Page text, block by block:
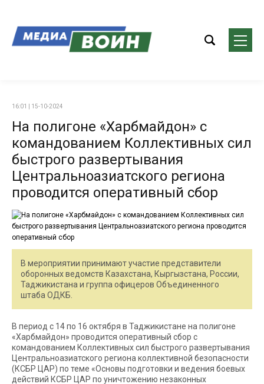
16:01 | 15-10-2024
На полигоне «Харбмайдон» с
командованием Коллективных сил
быстрого развертывания
Центральноазиатского региона
проводится оперативный сбор
В мероприятии принимают участие представители
оборонных ведомств Казахстана, Кыргызстана, России,
Таджикистана и группа офицеров Объединенного
штаба ОДКБ.
В период с 14 по 16 октября в Таджикистане на полигоне
«Харбмайдон» проводится оперативный сбор с
командованием Коллективных сил быстрого развертывания
Центральноазиатского региона коллективной безопасности
(КСБР ЦАР) по теме «Основы подготовки и ведения боевых
действий КСБР ЦАР по уничтожению незаконных